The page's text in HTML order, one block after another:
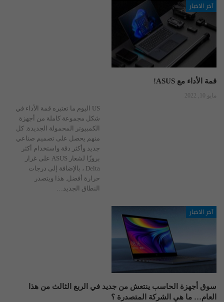
آخر الاخبار
قمة الأداء مع ASUS!
مايو 10, 2022
US اليوم ما تعتبره قمة الأداء في
شكل مجموعة كاملة من أجهزة
الكمبيوتر المحمولة الجديدة. كل
منهم يحصل على تصميم صناعي
جديد وأكثر دقة واستخدام أكثر
بروزًا لشعار ASUS على غرار
Delta ، بالإضافة إلى درجات
حرارة أفضل. هذا ويتصدر
النطاق الجديد
آخر الاخبار
سوق أجهزة الحاسب ينتعش من جديد في الربع الثالث من هذا
العام… ما هي الشركة المتصدرة ؟